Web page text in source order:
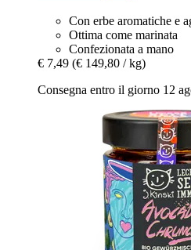
Con erbe aromatiche e
Ottima come marinata
Confezionata a mano
€ 7,49 (€ 149,80 / kg)
Consegna entro il giorno 12